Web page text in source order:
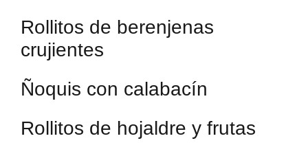
Rollitos de berenjenas
crujientes
Ñoquis con calabacín
Rollitos de hojaldre y frutas